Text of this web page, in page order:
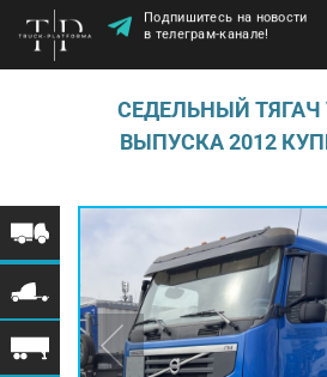
Подпишитесь на новости
в телеграм-канале!
СЕДЕЛЬНЫЙ ТЯГАЧ
ВЫПУСКА 2012